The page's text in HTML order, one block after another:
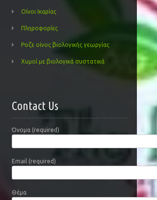
Οίνοι Ικαρίας
Πληροφορίες
Ροζε οίνος βιολογικής γεωργίας
Χυμοί με βιολογικά συστατικά
Contact Us
Όνομα (required)
Email (required)
Θέμα